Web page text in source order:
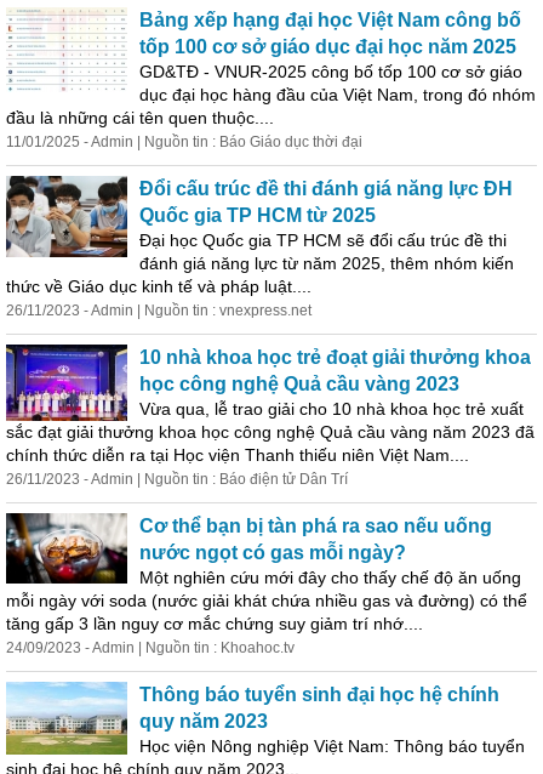
Bảng xếp hạng đại học Việt Nam công bố
tốp 100 cơ sở giáo dục đại học năm 2025
GD&TĐ - VNUR-2025 công bố tốp 100 cơ sở giáo
dục đại học hàng đầu của Việt Nam, trong đó nhóm
đầu là những cái tên quen thuộc....
11/01/2025 - Admin | Nguồn tin : Báo Giáo dục thời đại
Đổi cấu trúc đề thi đánh giá năng lực ĐH
Quốc gia TP HCM từ 2025
Đại học Quốc gia TP HCM sẽ đổi cấu trúc đề thi
đánh giá năng lực từ năm 2025, thêm nhóm kiến
thức về Giáo dục kinh tế và pháp luật....
26/11/2023 - Admin | Nguồn tin : vnexpress.net
10 nhà khoa học trẻ đoạt giải thưởng khoa
học công nghệ Quả cầu vàng 2023
Vừa qua, lễ trao giải cho 10 nhà khoa học trẻ xuất
sắc đạt giải thưởng khoa học công nghệ Quả cầu vàng năm 2023 đã
chính thức diễn ra tại Học viện Thanh thiếu niên Việt Nam....
26/11/2023 - Admin | Nguồn tin : Báo điện tử Dân Trí
Cơ thể bạn bị tàn phá ra sao nếu uống
nước ngọt có gas mỗi ngày?
Một nghiên cứu mới đây cho thấy chế độ ăn uống
mỗi ngày với soda (nước giải khát chứa nhiều gas và đường) có thể
tăng gấp 3 lần nguy cơ mắc chứng suy giảm trí nhớ....
24/09/2023 - Admin | Nguồn tin : Khoahoc.tv
Thông báo tuyển sinh đại học hệ chính
quy năm 2023
Học viện Nông nghiệp Việt Nam: Thông báo tuyển
sinh đại học hệ chính quy năm 2023...